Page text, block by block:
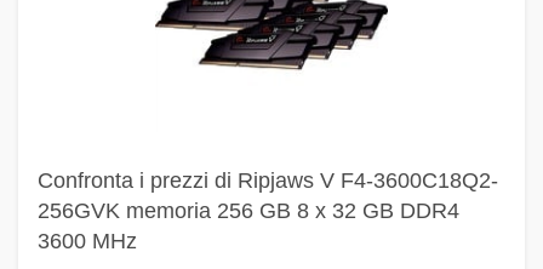
Confronta i prezzi di Ripjaws V F4-3600C18Q2-
256GVK memoria 256 GB 8 x 32 GB DDR4
3600 MHz